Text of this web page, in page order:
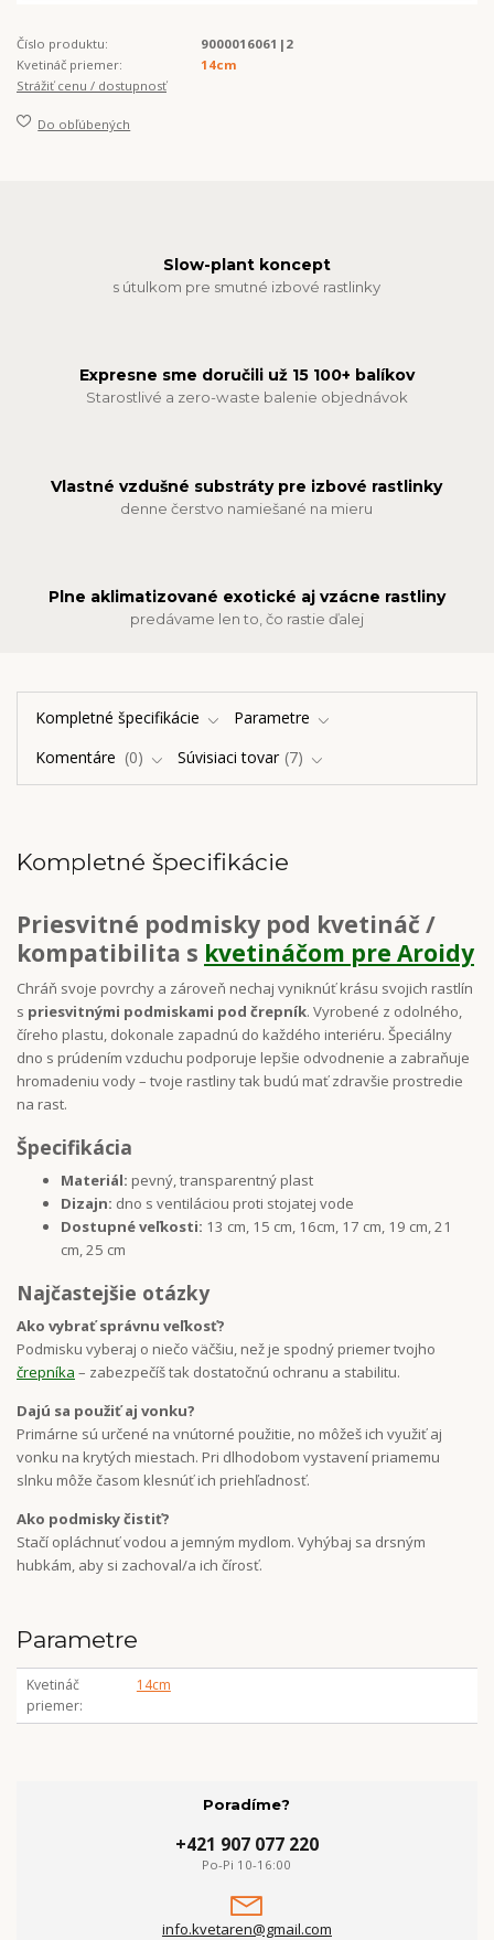
Číslo produktu:
9000016061|2
Kvetináč priemer:
14cm
Strážiť cenu / dostupnosť
Do obľúbených
Slow-plant koncept
s útulkom pre smutné izbové rastlinky
Expresne sme doručili už 15 100+ balíkov
Starostlivé a zero-waste balenie objednávok
Vlastné vzdušné substráty pre izbové rastlinky
denne čerstvo namiešané na mieru
Plne aklimatizované exotické aj vzácne rastliny
predávame len to, čo rastie ďalej
Kompletné špecifikácie
Parametre
Komentáre
0 Súvisiaci tovar 7
Kompletné špecifikácie
Priesvitné podmisky pod kvetináč /
kompatibilita s kvetináčom pre Aroidy
Chráň svoje povrchy a zároveň nechaj vyniknúť krásu svojich rastlín
s priesvitnými podmiskami pod črepník. Vyrobené z odolného,
číreho plastu, dokonale zapadnú do každého interiéru. Špeciálny
dno s prúdením vzduchu podporuje lepšie odvodnenie a zabraňuje
hromadeniu vody – tvoje rastliny tak budú mať zdravšie prostredie
na rast.
Špecifikácia
Materiál: pevný, transparentný plast
Dizajn: dno s ventiláciou proti stojatej vode
Dostupné veľkosti: 13 cm, 15 cm, 16cm, 17 cm, 19 cm, 21
cm, 25 cm
Najčastejšie otázky
Ako vybrať správnu veľkosť?
Podmisku vyberaj o niečo väčšiu, než je spodný priemer tvojho
črepníka – zabezpečíš tak dostatočnú ochranu a stabilitu.
Dajú sa použiť aj vonku?
Primárne sú určené na vnútorné použitie, no môžeš ich využiť aj
vonku na krytých miestach. Pri dlhodobom vystavení priamemu
slnku môže časom klesnúť ich priehľadnosť.
Ako podmisky čistiť?
Stačí opláchnuť vodou a jemným mydlom. Vyhýbaj sa drsným
hubkám, aby si zachoval/a ich čírosť.
Parametre
Kvetináč
priemer
14cm
Poradíme?
+421 907 077 220
Po-Pi 10-16:00
info.kvetaren@gmail.com